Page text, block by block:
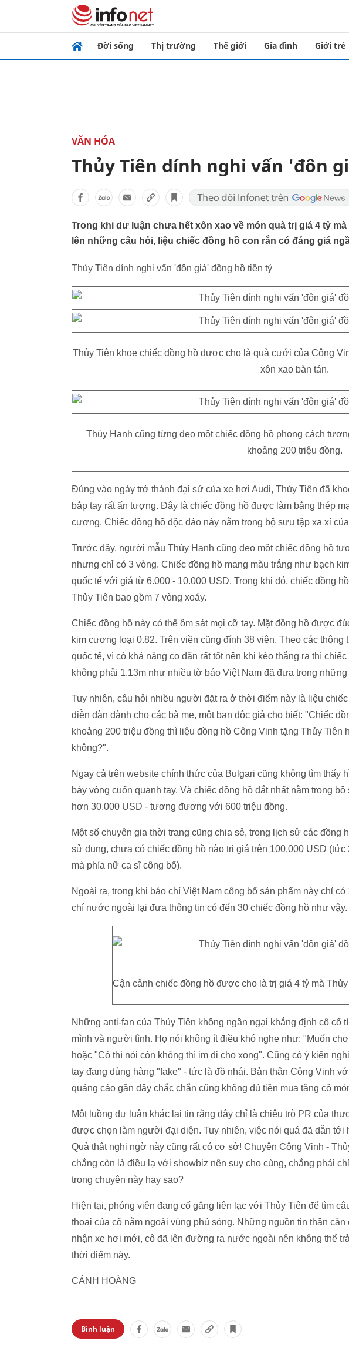
Đời sống Thị trường Thế giới Gia đình Giới trẻ
VĂN HÓA
Thủy Tiên dính nghi vấn 'đôn
Trong khi dư luận chưa hết xôn xao về món quà trị giá 4 tỷ
lên những câu hỏi, liệu chiếc đồng hồ con rắn có đáng giá
Thủy Tiên dính nghi vấn 'đôn giá' đồng hồ tiền tỷ
Thủy Tiên khoe chiếc đồng hồ được cho là quà cưới của Công
xôn xao bàn tán.
Thúy Hạnh cũng từng đeo một chiếc đồng hồ phong cách
khoảng 200 triệu đồng.
Đúng vào ngày trở thành đại sứ của xe hơi Audi, Thủy Tiên đã
bắp tay rất ấn tượng. Đây là chiếc đồng hồ được làm bằng thép
cương. Chiếc đồng hồ độc đáo này nằm trong bộ sưu tập xa xỉ
Trước đây, người mẫu Thúy Hạnh cũng đeo một chiếc đồng hồ
nhưng chỉ có 3 vòng. Chiếc đồng hồ mang màu trắng như bạch
quốc tế với giá từ 6.000 - 10.000 USD. Trong khi đó, chiếc đồng
Thủy Tiên bao gồm 7 vòng xoáy.
Chiếc đồng hồ này có thể ôm sát mọi cỡ tay. Mặt đồng hồ được
kim cương loại 0.82. Trên viền cũng đính 38 viên. Theo các
quốc tế, vì có khả năng co dãn rất tốt nên khi kéo thẳng ra thì
không phải 1.13m như nhiều tờ báo Việt Nam đã đưa trong những
Tuy nhiên, câu hỏi nhiều người đặt ra ở thời điểm này là liệu
diễn đàn dành cho các bà mẹ, một bạn độc giả cho biết: "Chiếc
khoảng 200 triệu đồng thì liệu đồng hồ Công Vinh tặng Thủy
không?".
Ngay cả trên website chính thức của Bulgari cũng không tìm thấy
bảy vòng cuốn quanh tay. Và chiếc đồng hồ đắt nhất nằm trong
hơn 30.000 USD - tương đương với 600 triệu đồng.
Một số chuyên gia thời trang cũng chia sẻ, trong lịch sử các đồng
sử dụng, chưa có chiếc đồng hồ nào trị giá trên 100.000 USD
mà phía nữ ca sĩ công bố).
Ngoài ra, trong khi báo chí Việt Nam công bố sản phẩm này chỉ
chí nước ngoài lại đưa thông tin có đến 30 chiếc đồng hồ như vậy.
Cận cảnh chiếc đồng hồ được cho là trị giá 4 tỷ mà
Những anti-fan của Thủy Tiên không ngần ngại khẳng định cô cố
mình và người tình. Họ nói không ít điều khó nghe như: "Muốn
hoặc "Có thì nói còn không thì im đi cho xong". Cũng có ý kiến
tay đang dùng hàng "fake" - tức là đồ nhái. Bản thân Công Vinh
quảng cáo gần đây chắc chắn cũng không đủ tiền mua tặng cô
Một luồng dư luận khác lại tin rằng đây chỉ là chiêu trò PR của
được chọn làm người đại diện. Tuy nhiên, việc nói quá đã dẫn tới
Quả thật nghi ngờ này cũng rất có cơ sở! Chuyện Công Vinh -
chẳng còn là điều lạ với showbiz nên suy cho cùng, chẳng phải
trong chuyện này hay sao?
Hiện tại, phóng viên đang cố gắng liên lạc với Thủy Tiên để tìm
thoại của cô nằm ngoài vùng phủ sóng. Những nguồn tin thân
nhận xe hơi mới, cô đã lên đường ra nước ngoài nên không thể
thời điểm này.
CẢNH HOÀNG
Bình luận